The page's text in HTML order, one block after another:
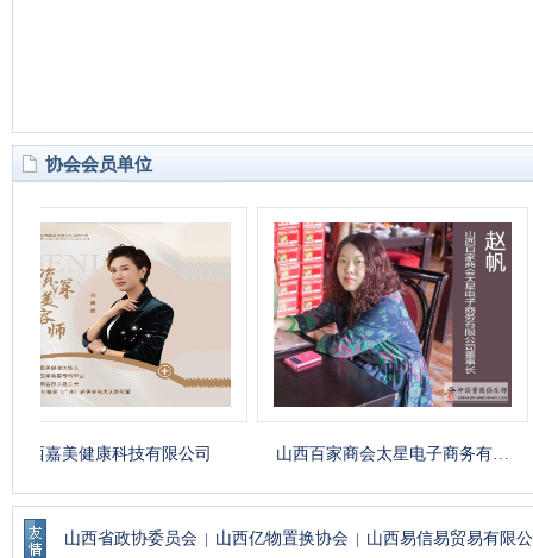
协会会员单位
康科技有限公司 山西百家商会太星电子商务有… 山西
山西省政协委员会 | 山西亿物置换协会 | 山西易信易贸易有限